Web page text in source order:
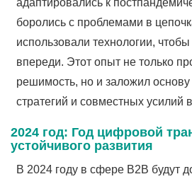
боролись с проблемами в
использовали технологии, чтобы
впереди. Этот опыт не только
решимость, но и заложил
стратегий и совместных усилий
2024 год: Год цифровой
устойчивого развития
В 2024 году в сфере B2B будут